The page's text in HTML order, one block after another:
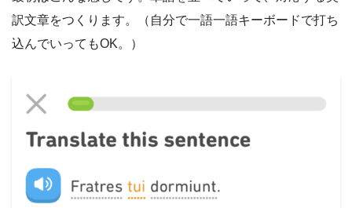
訳文章をつくります。（自分で一語一語キーボードで打ち
込んでいってもOK。）